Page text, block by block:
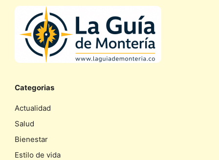
Categorias
Actualidad
Salud
Bienestar
Estilo de vida